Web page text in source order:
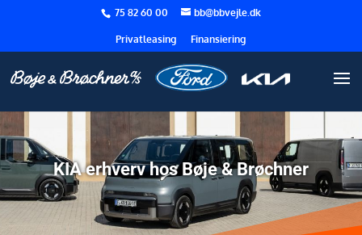
75 82 60 00 bb@bbvejle.dk
Privatleasing Finansiering
KIA erhverv hos Bøje & Brøchner